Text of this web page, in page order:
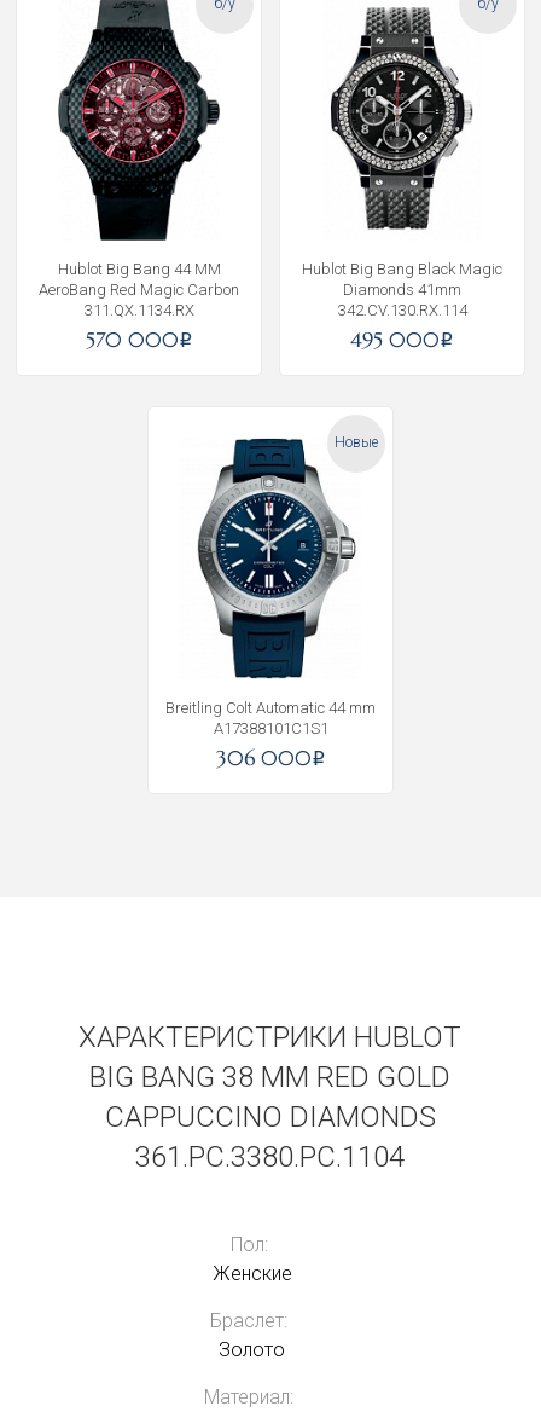
б/у
Hublot Big Bang 44 MM
AeroBang Red Magic Carbon
311.QX.1134.RX
570 000i
б/у
Hublot Big Bang Black Magic
Diamonds 41mm
342.CV.130.RX.114
495 000i
Новые
Breitling Colt Automatic 44 mm
A17388101C1S1
306 000i
ХАРАКТЕРИСТРИКИ HUBLOT
BIG BANG 38 MM RED GOLD
CAPPUCCINO DIAMONDS
361.PC.3380.PC.1104
Пол:
Женские
Браслет:
Золото
Материал:
Получать на почту